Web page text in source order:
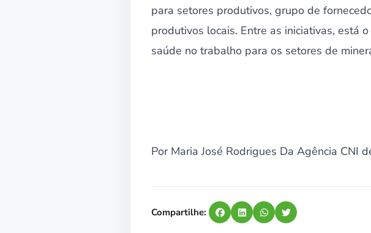
para setores produtivos, grupo de
produtivos locais. Entre as iniciativas, está
saúde no trabalho para os setores de
Por Maria José Rodrigues Da Agência CNI
Compartilhe: